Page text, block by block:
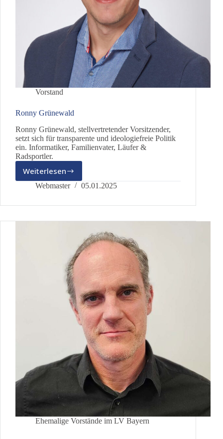
Vorstand
Ronny Grünewald
Ronny Grünewald, stellvertretender Vorsitzender,
setzt sich für transparente und ideologiefreie Politik
ein. Informatiker, Familienvater, Läufer &
Radsportler.
Weiterlesen
Ronny
Grünewald
Webmaster 05.01.2025
Ehemalige Vorstände im LV Bayern